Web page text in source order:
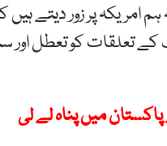
پر زور دیتے ہیں
تعلقات کو تعطل اور